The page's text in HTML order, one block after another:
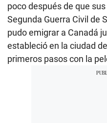
poco después de que
Segunda Guerra Civil de
pudo emigrar a Canadá
estableció en la ciudad
primeros pasos con la